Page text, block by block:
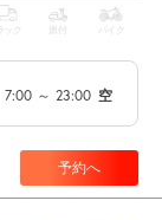
ック 原付 バイク
7:00 ～ 23:00 空
予約へ